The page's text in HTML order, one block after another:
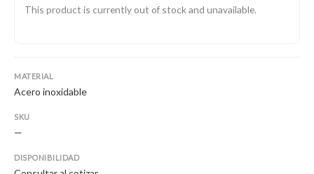
This product is currently out of stock and unavailable.
MATERIAL
Acero inoxidable
SKU
—
DISPONIBILIDAD